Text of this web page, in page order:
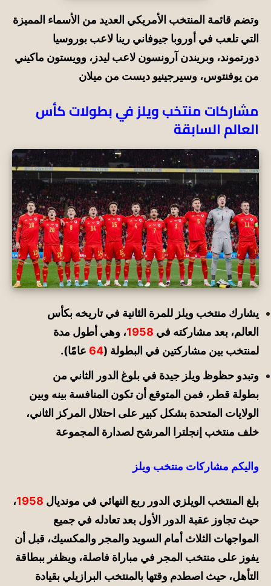
وتضم قائمة المنتخب الأمريكي العديد من الأسماء المميزة
التي تلعب في أوروبا جيوفاني رينا لاعب بوروسيا
دورتموند، وبريندن آرونسون لاعب ليدز، وويستون ماكيني
من يوفنتوس، وسيرجينيو ديست من ميلان
مشاركات منتخب ويلز في بطولات كأس
العالم السابقة
يشارك منتخب ويلز للمرة الثانية في تاريخه بكأس
العالم، بعد مشاركته في 1958، وهي أطول مدة
لمنتخب بين مشاركتين في البطولة (64 عامًا).
وتبدو حظوظ ويلز جيدة في بلوغ الدور الثاني من
بطولة قطر، فمن المتوقع أن تكون المنافسة بينه وبين
الولايات المتحدة بشكل كبير على احتلال المركز الثاني،
خلف منتخب إنجلترا المرشح لصدارة المجموعة
واليكم مشاركات منتخب ويلز
بلغ المنتخب الويلزي الدور ربع النهائي في مونديال 1958،
حيث تجاوز عقبة الدور الأول بعد تعادله في جميع
المواجهات الثلاث أمام السويد والمجر والمكسيك، قبل أن
يفوز على منتخب المجر في مباراة فاصلة، ويظفر ببطاقة
التأهل، حيث اصطدم وقتها بالمنتخب البرازيلي بقيادة